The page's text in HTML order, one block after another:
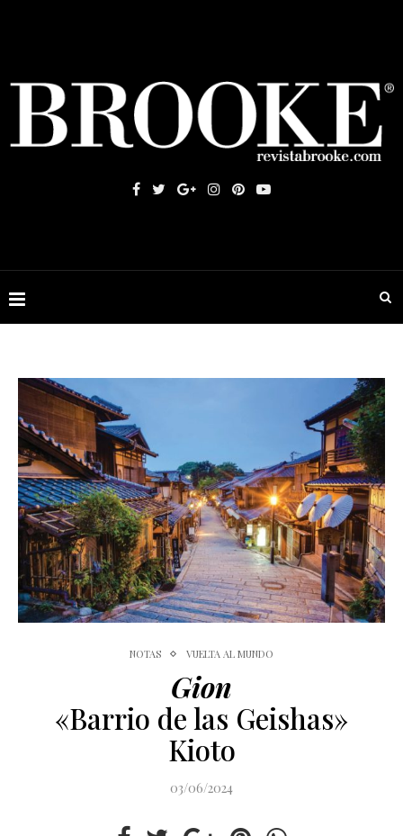
NOTAS VUELTA AL MUNDO
Gion
«Barrio de las Geishas»
Kioto
03/06/2024